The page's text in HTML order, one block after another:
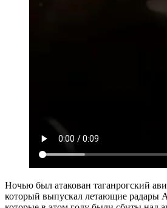
Ночью был атакован таганрогский
который выпускал летающие радары